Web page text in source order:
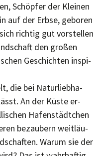
Schöp­fer der Klei­nen
auf der Erbse, ge­bo­ren
rich­tig gut vor­stel­len
den großen
Ge­schich­ten in­spi­
die bei Na­tur­lieb­ha­
An der Küste er­
Hafen­städt­chen
be­zau­bern weit­läu­
Wa­rum sie der